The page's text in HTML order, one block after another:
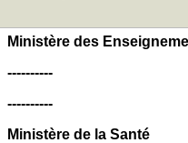
Ministère des
----------
----------
Ministère de la Santé